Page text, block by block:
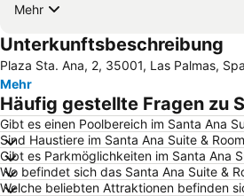
Mehr
Unterkunftsbeschreibung
Plaza Sta. Ana, 2, 35001, Las Palmas,
Mehr
Häufig gestellte Fragen zu
Gibt es einen Poolbereich im Santa Ana
Sind Haustiere im Santa Ana Suite &
Gibt es Parkmöglichkeiten im Santa Ana
Wo befindet sich das Santa Ana Suite &
Welche beliebten Attraktionen befinden